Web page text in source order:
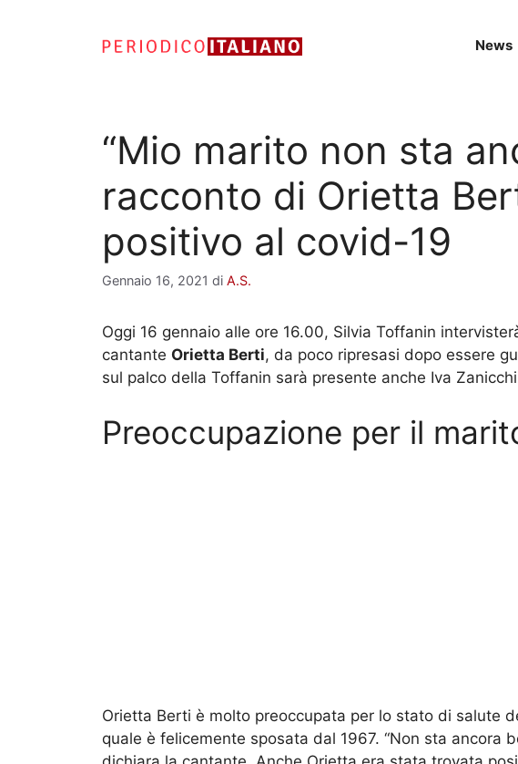
News
“Mio marito non sta
racconto di Orietta
positivo al covid-19
Gennaio 16, 2021 di A.S.
Oggi 16 gennaio alle ore 16.00, Silvia Toffanin
cantante Orietta Berti, da poco ripresasi dopo essere
sul palco della Toffanin sarà presente anche Iva
Preoccupazione per il
Orietta Berti è molto preoccupata per lo stato di salute
quale è felicemente sposata dal 1967. “Non sta ancora